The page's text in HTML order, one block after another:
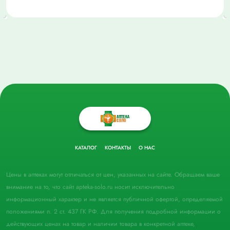
КАТАЛОГ КОНТАКТЫ О НАС
Цены в аптеках могут отличаться от цен, указанных на сайте. Обращаем ваше
внимание на то, что сайт apteka-solo.ru носит исключительно
информационный характер и не является публичной офертой, определяемой
положениями п. 2 ст. 437 ГК РФ. Для получения подробной информации о
действующих ценах на товар и наличии товара в конкретной аптеке,